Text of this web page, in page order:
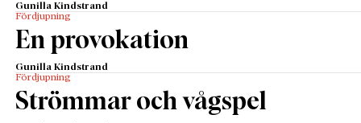
Gunilla Kindstrand
Fördjupning
En provokation
Gunilla Kindstrand
Fördjupning
Strömmar och vågspel